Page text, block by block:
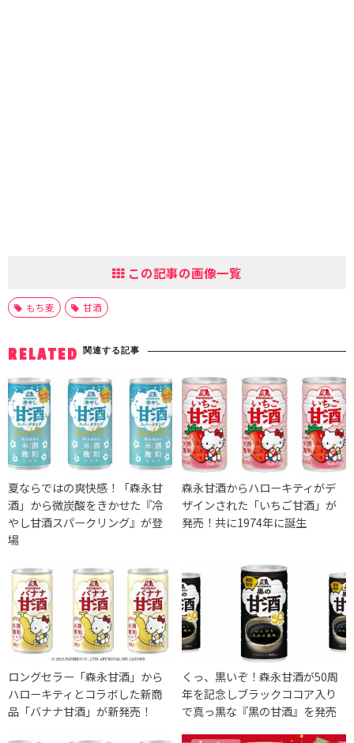
この記事の画像一覧
もち麦 甘酒
RELATED 関連する記事
夏ならではの爽快感！「森永甘
酒」から微炭酸をきかせた『冷
やし甘酒スパークリング』が登
場
森永甘酒からハローキティがデ
ザインされた「いちご甘酒」が
発売！共に1974年に誕生
ロングセラー「森永甘酒」から
ハローキティとコラボした新商
品「バナナ甘酒」が新発売！
くっ、黒いぞ！森永甘酒が50周
年を記念しブラックココア入り
で真っ黒な『黒の甘酒』を発売